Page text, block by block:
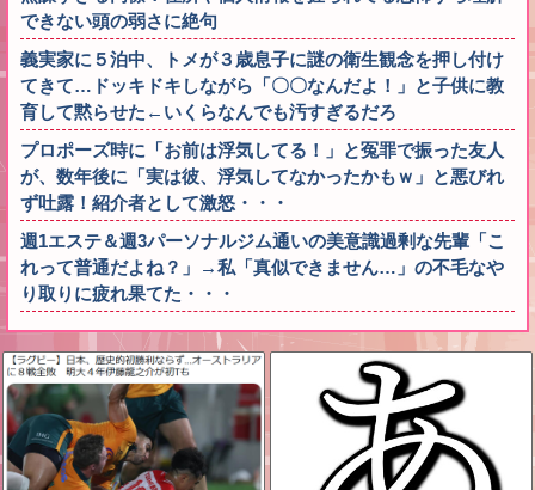
できない頭の弱さに絶句
義実家に５泊中、トメが３歳息子に謎の衛生観念を押し付け
てきて…ドッキドキしながら「〇〇なんだよ！」と子供に教
育して黙らせた←いくらなんでも汚すぎるだろ
プロポーズ時に「お前は浮気してる！」と冤罪で振った友人
が、数年後に「実は彼、浮気してなかったかもｗ」と悪びれ
ず吐露！紹介者として激怒・・・
週1エステ＆週3パーソナルジム通いの美意識過剰な先輩「こ
れって普通だよね？」→私「真似できません…」の不毛なや
り取りに疲れ果てた・・・